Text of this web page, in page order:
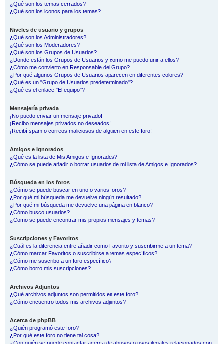
¿Qué son los temas cerrados?
¿Qué son los iconos para los temas?
Niveles de usuario y grupos
¿Qué son los Administradores?
¿Qué son los Moderadores?
¿Qué son los Grupos de Usuarios?
¿Donde están los Grupos de Usuarios y como me puedo unir a ellos?
¿Cómo me convierto en Responsable del Grupo?
¿Por qué algunos Grupos de Usuarios aparecen en diferentes colores?
¿Qué es un "Grupo de Usuarios predeterminado"?
¿Qué es el enlace "El equipo"?
Mensajería privada
¡No puedo enviar un mensaje privado!
¡Recibo mensajes privados no deseados!
¡Recibí spam o correos maliciosos de alguien en este foro!
Amigos e Ignorados
¿Qué es la lista de Mis Amigos e Ignorados?
¿Cómo se puede añadir o borrar usuarios de mi lista de Amigos e Ignorados?
Búsqueda en los foros
¿Cómo se puede buscar en uno o varios foros?
¿Por qué mi búsqueda me devuelve ningún resultado?
¿Por qué mi búsqueda me devuelve una página en blanco?
¿Cómo busco usuarios?
¿Como se puede encontrar mis propios mensajes y temas?
Suscripciones y Favoritos
¿Cuál es la diferencia entre añadir como Favorito y suscribirme a un tema?
¿Cómo marcar Favoritos o suscribirse a temas específicos?
¿Cómo me suscribo a un foro específico?
¿Cómo borro mis suscripciones?
Archivos Adjuntos
¿Qué archivos adjuntos son permitidos en este foro?
¿Cómo encuentro todos mis archivos adjuntos?
Acerca de phpBB
¿Quién programó este foro?
¿Por qué este foro no tiene tal cosa?
¿Con quién se puede contactar acerca de abusos o usos ilegales relacionados con